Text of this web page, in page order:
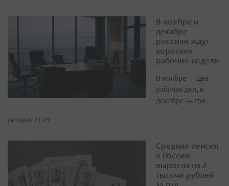
В ноябре и
декабре
россиян ждут
короткие
рабочие недели
В ноябре — два
рабочих дня, в
декабре — три
сегодня, 21:09
Средняя пенсия
в России
выросла на 2
тысячи рублей